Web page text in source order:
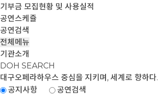
기부금 모집현황 및 사용실적
공연스케쥴
공연검색
전체메뉴
기관소개
DOH SEARCH
대구오페라하우스 중심을 지키며, 세계로 향하다.
공지사항
공연검색